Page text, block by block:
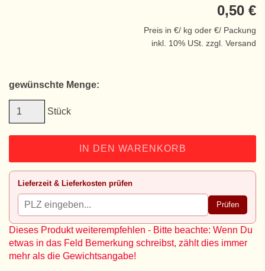
0,50 €
Preis in €/ kg oder €/ Packung
inkl. 10% USt. zzgl. Versand
gewünschte Menge:
Stück
IN DEN WARENKORB
Lieferzeit & Lieferkosten prüfen
Prüfen
Dieses Produkt weiterempfehlen - Bitte beachte: Wenn Du
etwas in das Feld Bemerkung schreibst, zählt dies immer
mehr als die Gewichtsangabe!